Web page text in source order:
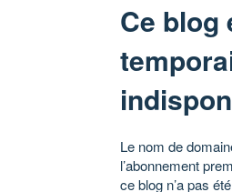
Ce blog
Le nom de
l’abonnement
ce blog n’a pas été